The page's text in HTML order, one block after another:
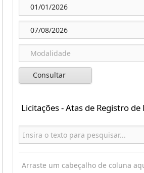
Consultar
Licitações - Atas de Registro de
Arraste um cabeçalho de coluna